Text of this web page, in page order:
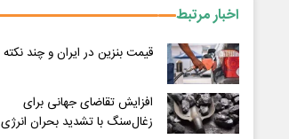
اخبار مرتبط
قیمت بنزین در ایران و چند نکته
افزایش تقاضای جهانی برای
زغال‌سنگ با تشدید بحران انرژی